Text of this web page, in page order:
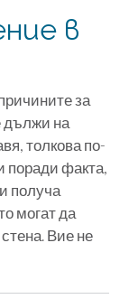
в
за
дължи на
толкова по-
поради факта,
получа
могат да
Вие не